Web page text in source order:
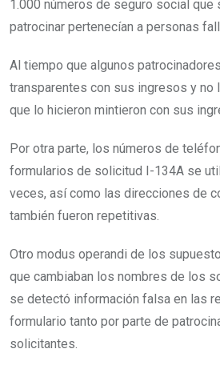
1.000 números de seguro social que
patrocinar pertenecían a personas
Al tiempo que algunos
transparentes con sus ingresos y no
que lo hicieron mintieron con sus
Por otra parte, los números de
formularios de solicitud I-134A se
veces, así como las direcciones de
también fueron repetitivas.
Otro modus operandi de los
que cambiaban los nombres de los
se detectó información falsa en las
formulario tanto por parte de
solicitantes.